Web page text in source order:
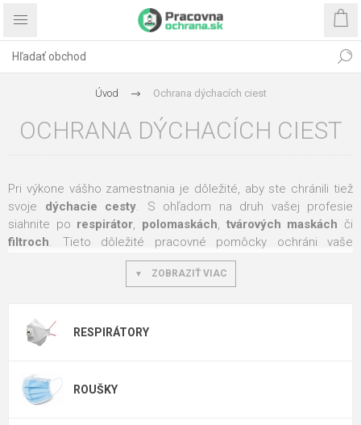
Úvod Ochrana dýchacích ciest
OCHRANA DÝCHACÍCH CIEST
Pri výkone vášho zamestnania je dôležité, aby ste chránili tiež
svoje dýchacie cesty. S ohľadom na druh vašej profesie
siahnite po respirátor, polomaskách, tvárových maskách či
filtroch. Tieto dôležité pracovné pomôcky ochráni vaše
dýchacie cesty pred nebezpečnými časticami. A to
chemickými výparmi a často tiež
častice majú za úlohu zachytiť.
ZOBRAZIŤ VIAC
RESPIRÁTORY
ROUŠKY